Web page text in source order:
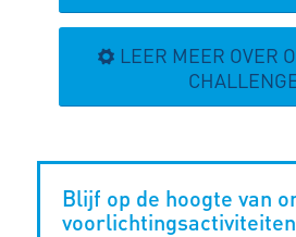
LEER MEER OVER
Blijf op de hoogte van